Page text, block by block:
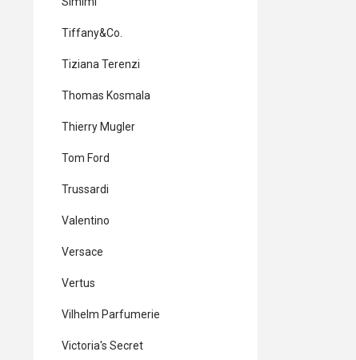
Tiffany&Co.
Tiziana Terenzi
Thomas Kosmala
Thierry Mugler
Tom Ford
Trussardi
Valentino
Versace
Vertus
Vilhelm Parfumerie
Victoria's Secret